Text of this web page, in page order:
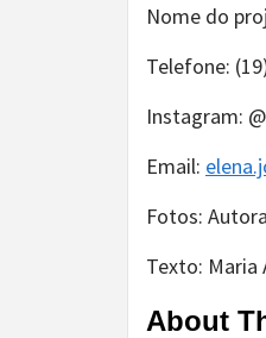
Nome do
Telefone:
Instagram:
Email:
Fotos:
Texto: Maria
About